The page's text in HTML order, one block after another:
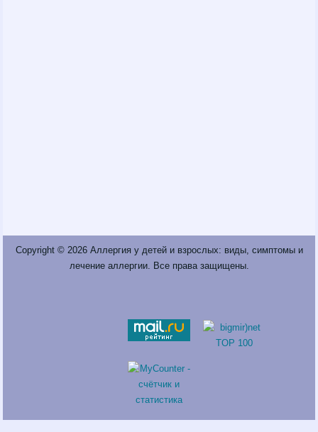
Copyright © 2026 Аллергия у детей и взрослых: виды, симптомы и
лечение аллергии. Все права защищены.